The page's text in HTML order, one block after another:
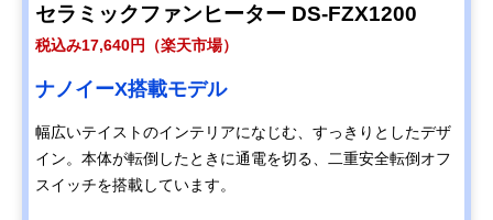
セラミックファンヒーター DS-FZX1200
税込み17,640円（楽天市場）
ナノイーX搭載モデル
幅広いテイストのインテリアになじむ、すっきりとしたデザ
イン。本体が転倒したときに通電を切る、二重安全転倒オフ
スイッチを搭載しています。